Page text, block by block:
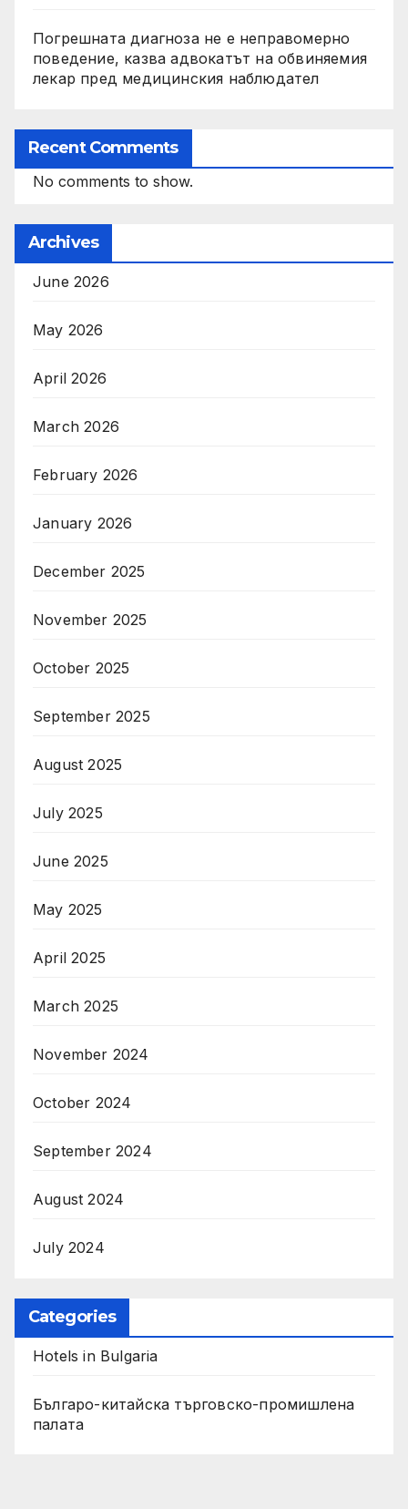
Погрешната диагноза не е неправомерно
поведение, казва адвокатът на обвиняемия
лекар пред медицинския наблюдател
Recent Comments
No comments to show.
Archives
June 2026
May 2026
April 2026
March 2026
February 2026
January 2026
December 2025
November 2025
October 2025
September 2025
August 2025
July 2025
June 2025
May 2025
April 2025
March 2025
November 2024
October 2024
September 2024
August 2024
July 2024
Categories
Hotels in Bulgaria
Българо-китайска търговско-промишлена
палата